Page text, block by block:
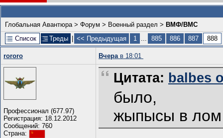
Глобальная Авантюра> Форум > Военный раздел > ВМФ/ВМС
Список
Треды << Предыдущая 1 ... 885 886 887 888
rororo Вчерав 18:01
Профессионал (677.97)
Регистрация: 18.12.2012
Сообщений: 760
Страна:
Цитата: balbes
было,
жыпысы в лом